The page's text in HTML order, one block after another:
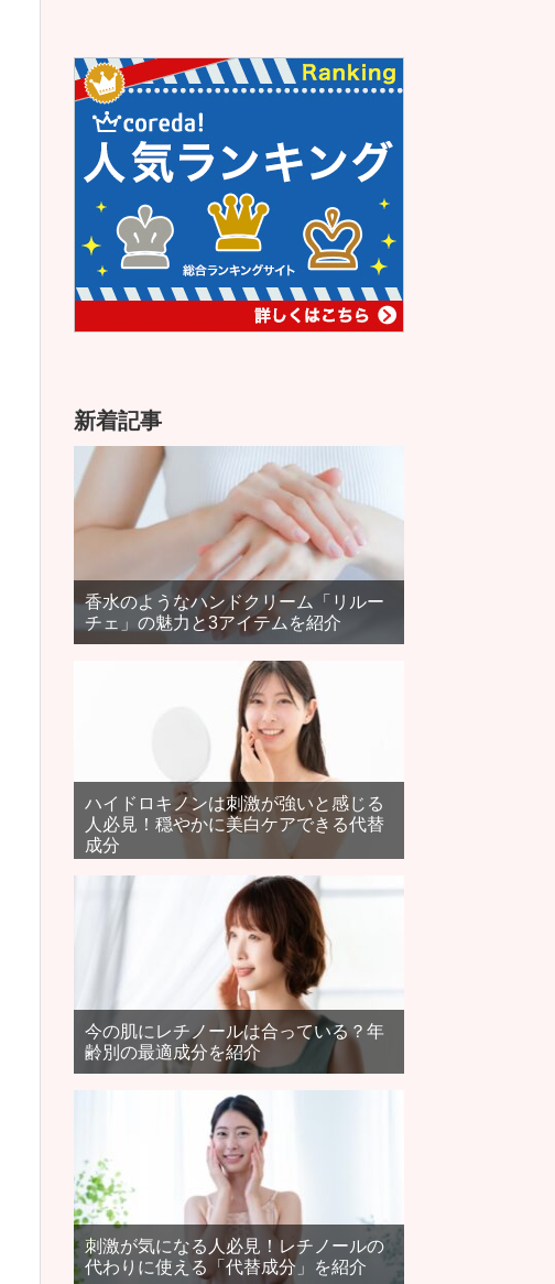
新着記事
香水のようなハンドクリーム「リルー
チェ」の魅力と3アイテムを紹介
ハイドロキノンは刺激が強いと感じる
人必見！穏やかに美白ケアできる代替
成分
今の肌にレチノールは合っている？年
齢別の最適成分を紹介
刺激が気になる人必見！レチノールの
代わりに使える「代替成分」を紹介